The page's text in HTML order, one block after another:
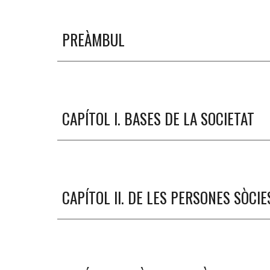
PREÀMBUL
CAPÍTOL I. BASES DE LA SOCIETAT
CAPÍTOL II. DE LES PERSONES